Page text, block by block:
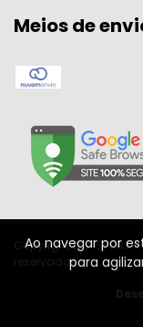
Ao navegar por
para
Meios de
Copyright W A SPORT
reservados.